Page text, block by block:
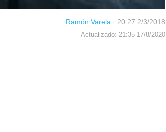
Ramón Varela · 20:27 2/3/2018
Actualizado: 21:35 17/8/2020